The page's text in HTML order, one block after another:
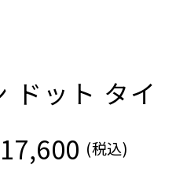
ドット タイ
(税込)